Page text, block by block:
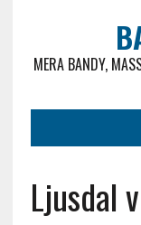
MERA BANDY,
Ljusdal